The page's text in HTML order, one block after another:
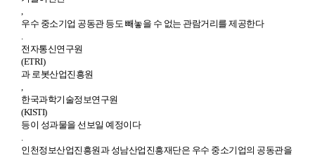
,
우수 중소기업 공동관 등도 빼놓을 수 없는 관람거리를 제공한다
.
전자통신연구원
(ETRI)
과 로봇산업진흥원
,
한국과학기술정보연구원
(KISTI)
등이 성과물을 선보일 예정이다
.
인천정보산업진흥원과 성남산업진흥재단은 우수 중소기업의 공동관을